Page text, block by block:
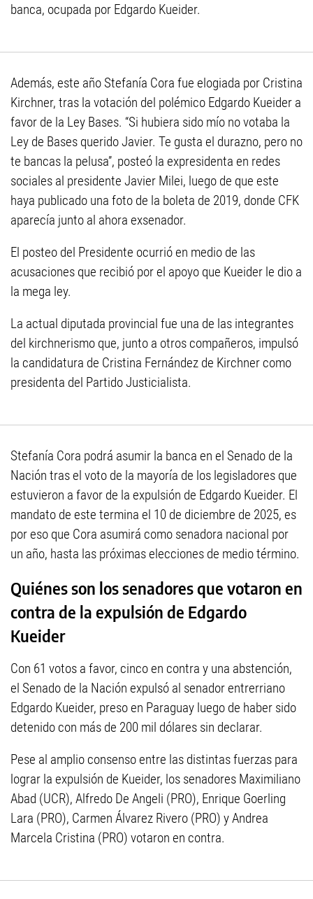
banca, ocupada por Edgardo Kueider.
Además, este año Stefanía Cora fue elogiada por Cristina
Kirchner, tras la votación del polémico Edgardo Kueider a
favor de la Ley Bases. “Si hubiera sido mío no votaba la
Ley de Bases querido Javier. Te gusta el durazno, pero no
te bancas la pelusa”, posteó la expresidenta en redes
sociales al presidente Javier Milei, luego de que este
haya publicado una foto de la boleta de 2019, donde CFK
aparecía junto al ahora exsenador.
El posteo del Presidente ocurrió en medio de las
acusaciones que recibió por el apoyo que Kueider le dio a
la mega ley.
La actual diputada provincial fue una de las integrantes
del kirchnerismo que, junto a otros compañeros, impulsó
la candidatura de Cristina Fernández de Kirchner como
presidenta del Partido Justicialista.
Stefanía Cora podrá asumir la banca en el Senado de la
Nación tras el voto de la mayoría de los legisladores que
estuvieron a favor de la expulsión de Edgardo Kueider. El
mandato de este termina el 10 de diciembre de 2025, es
por eso que Cora asumirá como senadora nacional por
un año, hasta las próximas elecciones de medio término.
Quiénes son los senadores que votaron en
contra de la expulsión de Edgardo
Kueider
Con 61 votos a favor, cinco en contra y una abstención,
el Senado de la Nación expulsó al senador entrerriano
Edgardo Kueider, preso en Paraguay luego de haber sido
detenido con más de 200 mil dólares sin declarar.
Pese al amplio consenso entre las distintas fuerzas para
lograr la expulsión de Kueider, los senadores Maximiliano
Abad (UCR), Alfredo De Angeli (PRO), Enrique Goerling
Lara (PRO), Carmen Álvarez Rivero (PRO) y Andrea
Marcela Cristina (PRO) votaron en contra.